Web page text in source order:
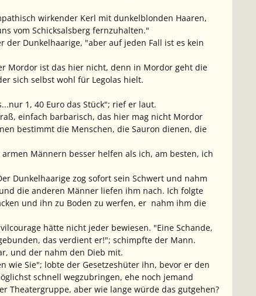
wirkender Kerl mit dunkelblonden Haaren,
vom Schicksalsberg fernzuhalten."
Dunkelhaarige, "aber auf jeden Fall ist es kein
Mordor ist das hier nicht, denn in Mordor geht die
sich selbst wohl für Legolas hielt.
1, 40 Euro das Stück"; rief er laut.
einfach barbarisch, das hier mag nicht Mordor
bestimmt die Menschen, die Sauron dienen, die
Männern besser helfen als ich, am besten, ich
Dunkelhaarige zog sofort sein Schwert und nahm
die anderen Männer liefen ihm nach. Ich folgte
und ihn zu Boden zu werfen, er nahm ihm die
hätte nicht jeder bewiesen. "Eine Schande,
das verdient er!"; schimpfte der Mann.
und der nahm den Dieb mit.
wie Sie"; lobte der Gesetzeshüter ihn, bevor er den
schnell wegzubringen, ehe noch jemand
Theatergruppe, aber wie lange würde das gutgehen?